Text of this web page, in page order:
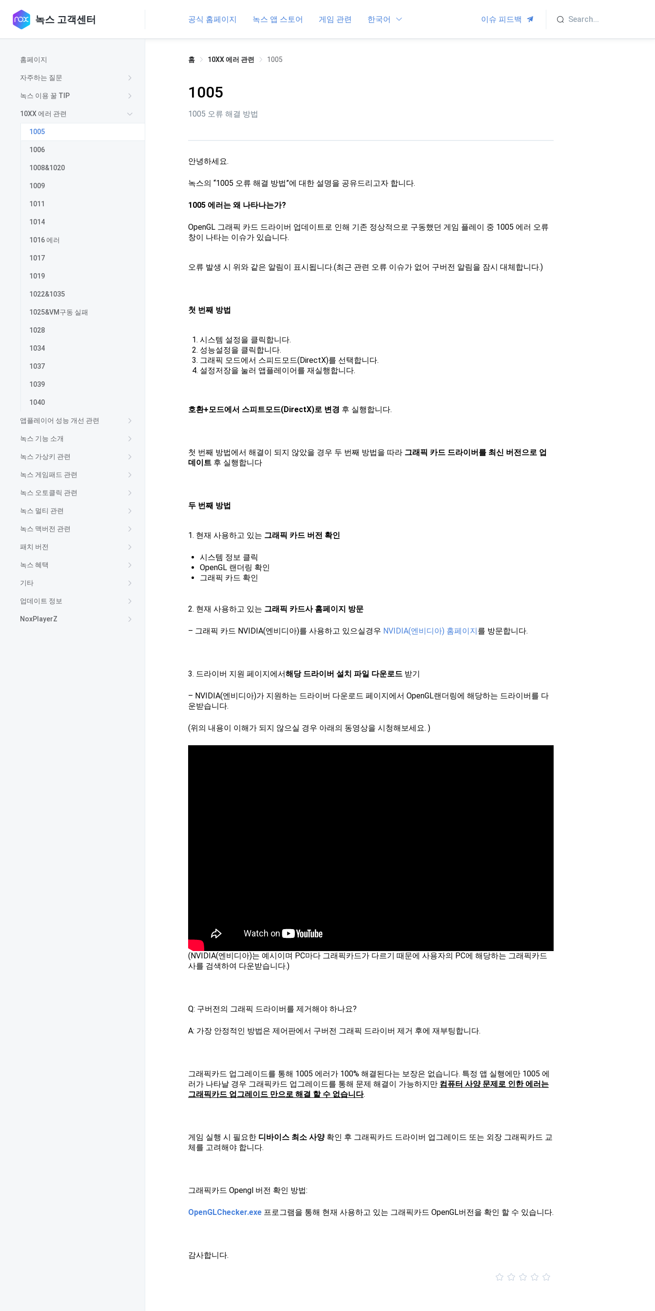
녹스 고객센터 공식 홈페이지 녹스 앱 스토어 게임 관련 한국어 이슈 피드백
홈페이지
자주하는 질문
녹스 이용 꿀 TIP
10XX 에러 관련
1005
1006
1008&1020
1009
1011
1014
1016 에러
1017
1019
1022&1035
1025&VM구동 실패
1028
1034
1037
1039
1040
앱플레이어 성능 개선 관련
녹스 기능 소개
녹스 가상키 관련
녹스 게임패드 관련
녹스 오토클릭 관련
녹스 멀티 관련
녹스 맥버전 관련
패치 버전
녹스 혜택
기타
업데이트 정보
NoxPlayerZ
홈 10XX 에러 관련 1005
1005
1005 오류 해결 방법
안녕하세요.
녹스의 “1005 오류 해결 방법”에 대한 설명을 공유드리고자 합니다.
1005 에러는 왜 나타나는가?
OpenGL 그래픽 카드 드라이버 업데이트로 인해 기존 정상적으로 구동했던 게임 플레이 중 1005 에러 오류
창이 나타는 이슈가 있습니다.
오류 발생 시 위와 같은 알림이 표시됩니다.(최근 관련 오류 이슈가 없어 구버전 알림을 잠시 대체합니다.)
첫 번째 방법
시스템 설정을 클릭합니다.
성능설정을 클릭합니다.
그래픽 모드에서 스피드모드(DirectX)를 선택합니다.
설정저장을 눌러 앱플레이어를 재실행합니다.
호환+모드에서 스피트모드(DirectX)로 변경 후 실행합니다.
첫 번째 방법에서 해결이 되지 않았을 경우 두 번째 방법을 따라 그래픽 카드 드라이버를 최신 버전으로 업
데이트 후 실행합니다
두 번째 방법
1. 현재 사용하고 있는 그래픽 카드 버전 확인
시스템 정보 클릭
OpenGL 랜더링 확인
그래픽 카드 확인
2. 현재 사용하고 있는 그래픽 카드사 홈페이지 방문
– 그래픽 카드 NVIDIA(엔비디아)를 사용하고 있으실경우 NVIDIA(엔비디아) 홈페이지를 방문합니다.
3. 드라이버 지원 페이지에서해당 드라이버 설치 파일 다운로드 받기
– NVIDIA(엔비디아)가 지원하는 드라이버 다운로드 페이지에서 OpenGL랜더링에 해당하는 드라이버를 다
운받습니다.
(위의 내용이 이해가 되지 않으실 경우 아래의 동영상을 시청해보세요. )
(NVIDIA(엔비디아)는 예시이며 PC마다 그래픽카드가 다르기 때문에 사용자의 PC에 해당하는 그래픽카드
사를 검색하여 다운받습니다.)
Q: 구버전의 그래픽 드라이버를 제거해야 하나요?
A: 가장 안정적인 방법은 제어판에서 구버전 그래픽 드라이버 제거 후에 재부팅합니다.
그래픽카드 업그레이드를 통해 1005 에러가 100% 해결된다는 보장은 없습니다. 특정 앱 실행에만 1005 에
러가 나타날 경우 그래픽카드 업그레이드를 통해 문제 해결이 가능하지만 컴퓨터 사양 문제로 인한 에러는
그래픽카드 업그레이드 만으로 해결 할 수 없습니다.
게임 실행 시 필요한 디바이스 최소 사양확인 후 그래픽카드 드라이버 업그레이드 또는 외장 그래픽카드 교
체를 고려해야 합니다.
그래픽카드 Opengl 버전 확인 방법:
OpenGLChecker.exe 프로그램을 통해 현재 사용하고 있는 그래픽카드 OpenGL버전을 확인 할 수 있습니다.
감사합니다.